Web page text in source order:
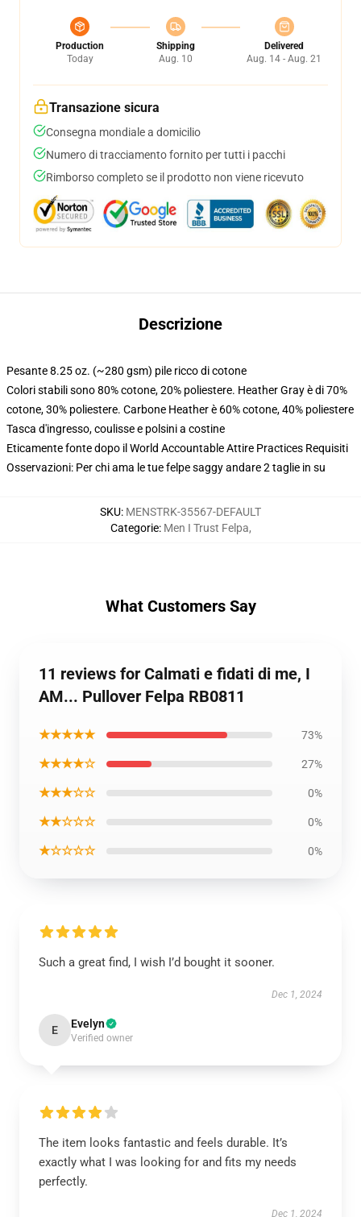
Production
Today
Shipping
Aug. 10
Delivered
Aug. 14 - Aug. 21
Transazione sicura
Consegna mondiale a domicilio
Numero di tracciamento fornito per tutti i pacchi
Rimborso completo se il prodotto non viene ricevuto
Descrizione
Pesante 8.25 oz. (~280 gsm) pile ricco di cotone
Colori stabili sono 80% cotone, 20% poliestere. Heather Gray è di 70%
cotone, 30% poliestere. Carbone Heather è 60% cotone, 40% poliestere
Tasca d'ingresso, coulisse e polsini a costine
Eticamente fonte dopo il World Accountable Attire Practices Requisiti
Osservazioni: Per chi ama le tue felpe saggy andare 2 taglie in su
SKU: MENSTRK-35567-DEFAULT
Categorie: Men I Trust Felpa,
What Customers Say
11 reviews for Calmati e fidati di me, I
AM... Pullover Felpa RB0811
★★★★★ 73%
★★★★☆ 27%
★★★☆☆ 0%
★★☆☆☆ 0%
★☆☆☆☆ 0%
Such a great find, I wish I’d bought it sooner.
Dec 1, 2024
E Evelyn
Verified owner
The item looks fantastic and feels durable. It’s
exactly what I was looking for and fits my needs
perfectly.
Dec 1, 2024